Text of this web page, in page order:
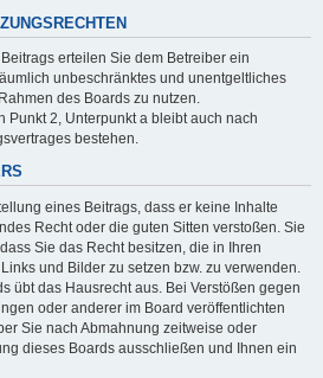
erteilen Sie dem Betreiber ein
unbeschränktes und unentgeltliches
des Boards zu nutzen.
Punkt 2, Unterpunkt a bleibt auch nach
bestehen.
eines Beitrags, dass er keine Inhalte
Recht oder die guten Sitten verstoßen. Sie
Sie das Recht besitzen, die in Ihren
und Bilder zu setzen bzw. zu verwenden.
übt das Hausrecht aus. Bei Verstößen gegen
oder anderer im Board veröffentlichten
Sie nach Abmahnung zeitweise oder
dieses Boards ausschließen und Ihnen ein